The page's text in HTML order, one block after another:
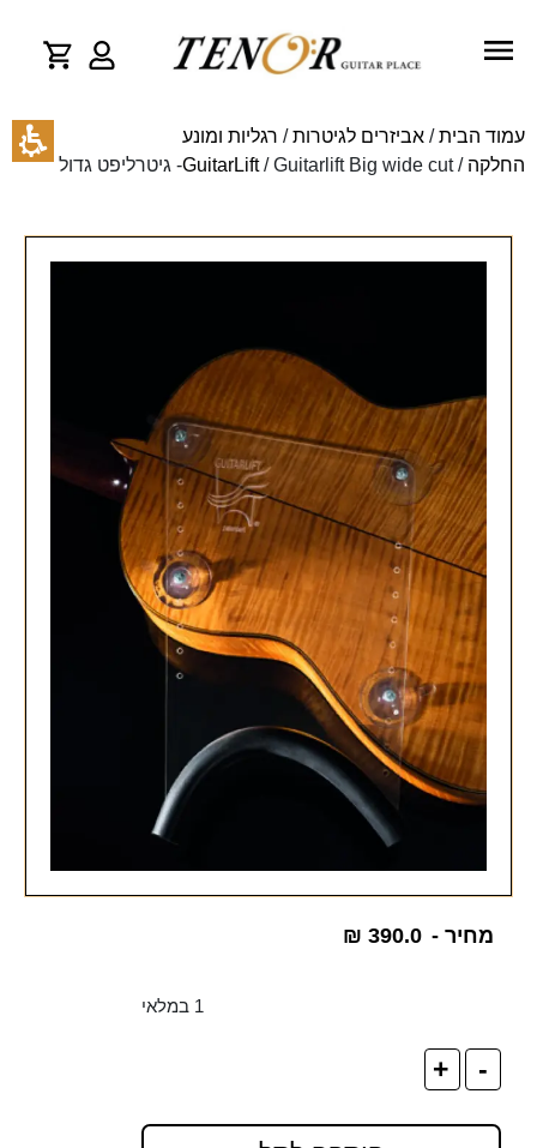
עמוד הבית/ אביזרים לגיטרות/ רגליות ומונע
החלקה /
GuitarLift/ Guitarlift Big wide cut- גיטרליפט גדול
מחיר - ₪ 390.0
1 במלאי
-
+